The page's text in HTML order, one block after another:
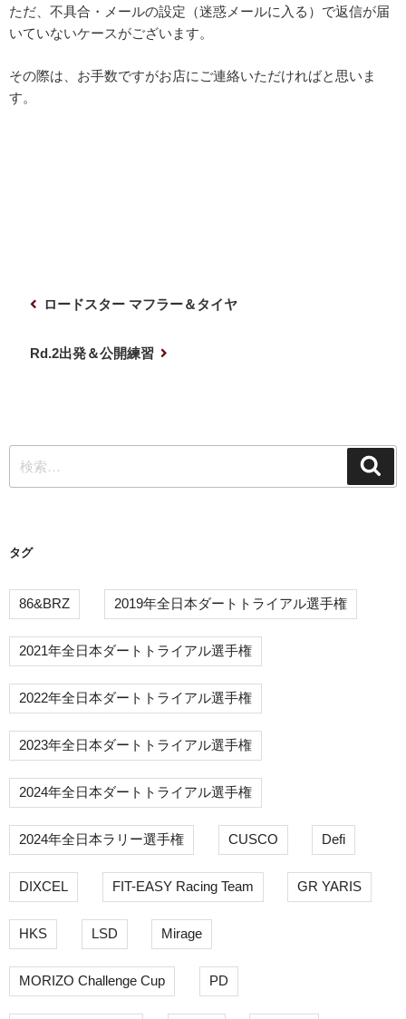
ただ、不具合・メールの設定（迷惑メールに入る）で返信が届
いていないケースがございます。
その際は、お手数ですがお店にご連絡いただければと思いま
す。
シ
ョ
ロードスター マフラー＆タイヤ
Rd.2出発＆公開練習
索:
タグ
86&BRZ 2019年全日本ダートトライアル選手権
2021年全日本ダートトライアル選手権
2022年全日本ダートトライアル選手権
2023年全日本ダートトライアル選手権
2024年全日本ダートトライアル選手権
2024年全日本ラリー選手権 CUSCO Defi
DIXCEL FIT-EASY Racing Team GR YARIS
HKS LSD Mirage
MORIZO Challenge Cup PD